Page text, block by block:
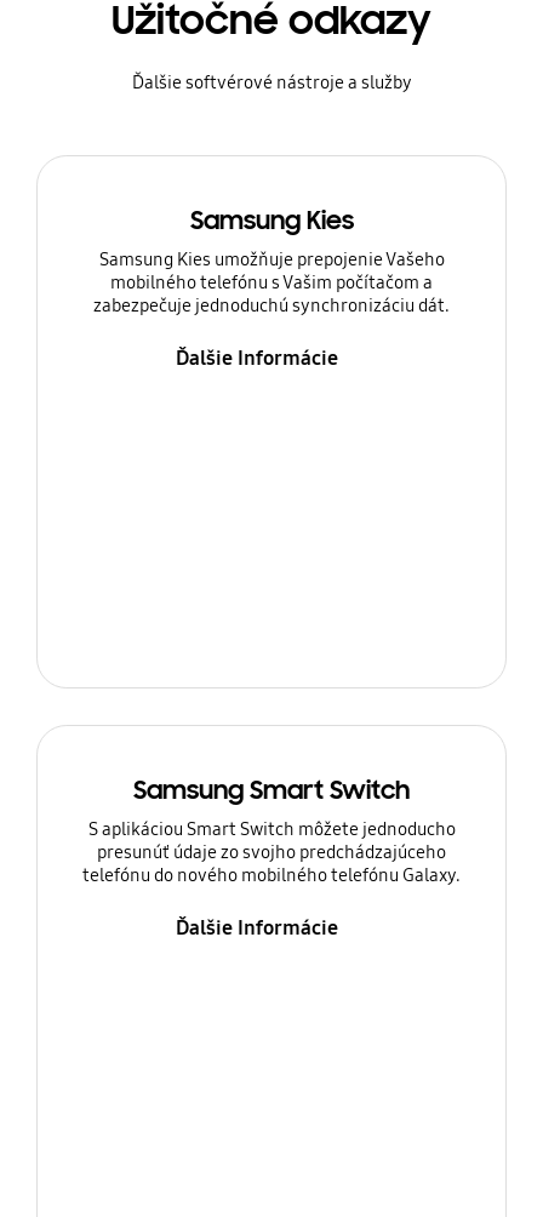
Užitočné odkazy
Ďalšie softvérové nástroje a služby
Samsung Kies
Samsung Kies umožňuje prepojenie Vašeho
mobilného telefónu s Vašim počítačom a
zabezpečuje jednoduchú synchronizáciu dát.
Ďalšie Informácie
Samsung Smart Switch
S aplikáciou Smart Switch môžete jednoducho
presunúť údaje zo svojho predchádzajúceho
telefónu do nového mobilného telefónu Galaxy.
Ďalšie Informácie